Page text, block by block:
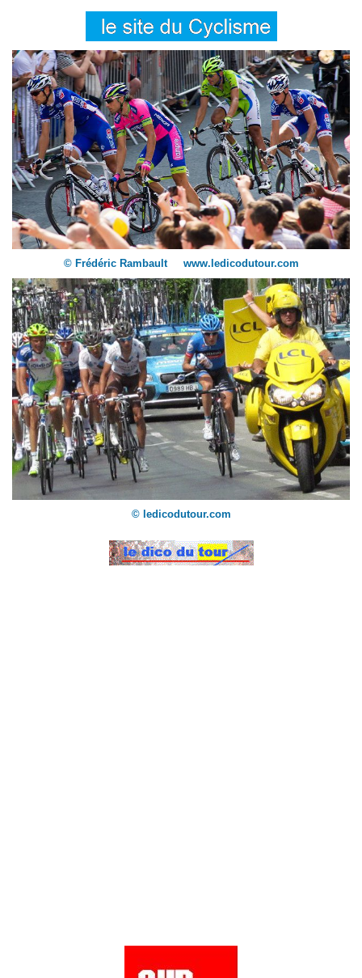
© Frédéric Rambault www.ledicodutour.com
© ledicodutour.com